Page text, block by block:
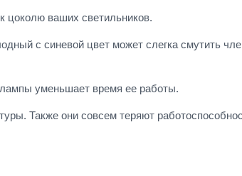
цоколю ваших светильников.
с синевой цвет может слегка смутить
уменьшает время ее работы.
Также они совсем теряют